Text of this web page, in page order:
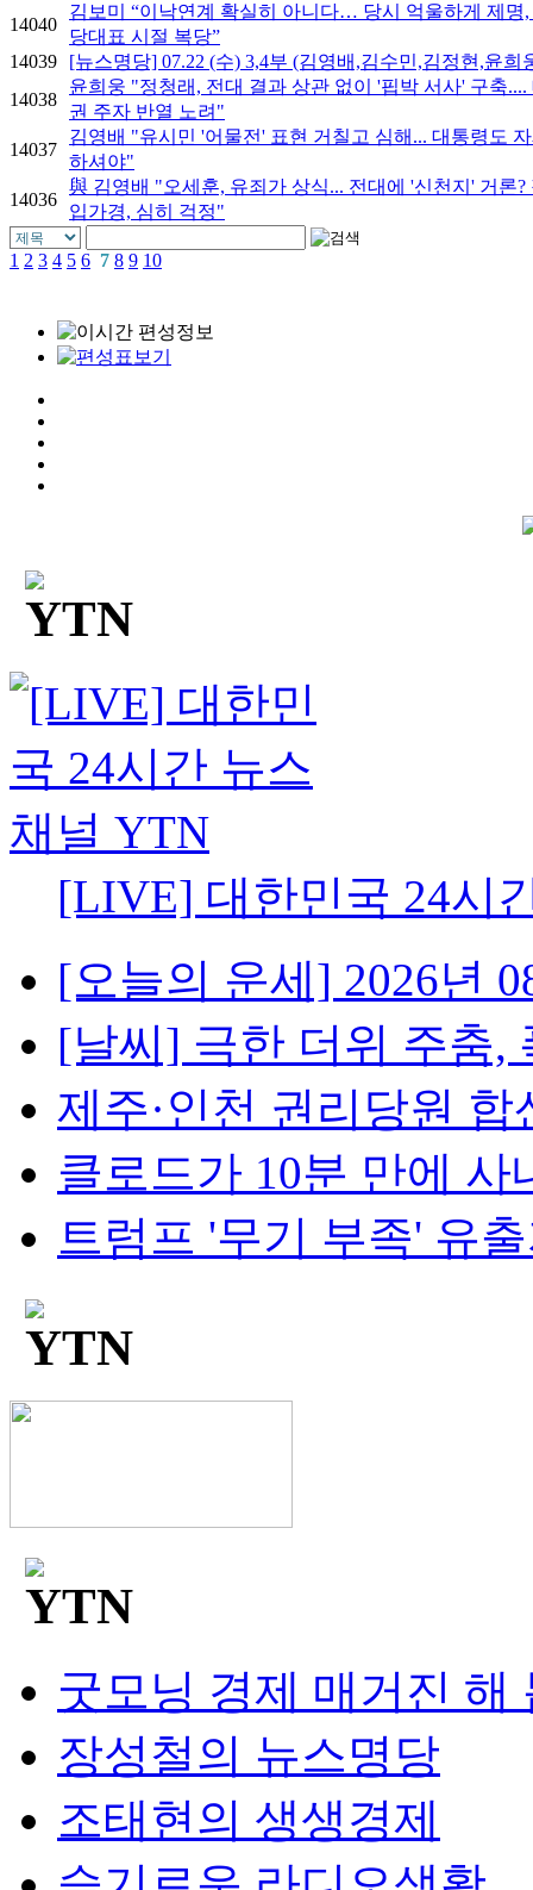
14040
김보미 “이낙연계 확실히 아니다… 당시 억울하게 제명,
당대표 시절 복당”
14039
[뉴스명당] 07.22 (수) 3,4부 (김영배,김수민,김정현,윤희
14038
윤희웅 "정청래, 전대 결과 상관 없이 '핍박 서사' 구축....
권 주자 반열 노려"
14037
김영배 "유시민 '어물전' 표현 거칠고 심해... 대통령도
하셔야"
14036
與 김영배 "오세훈, 유죄가 상식... 전대에 '신천지' 거론?
입가경, 심히 걱정"
1 2 3 4 5 6 7 8 9 10
[LIVE] 대한민국 24시
[오늘의 운세] 2026년
[날씨] 극한 더위 주춤,
제주·인천 권리당원 합
클로드가 10분 만에 사
트럼프 '무기 부족' 유
굿모닝 경제 매거진 해
장성철의 뉴스명당
조태현의 생생경제